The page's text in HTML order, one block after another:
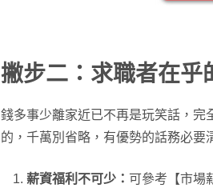
撇步二：求職者在乎
錢多事少離家近已不再是玩笑話，完
的，千萬別省略，有優勢的話務必要
薪資福利不可少： 可參考【市場